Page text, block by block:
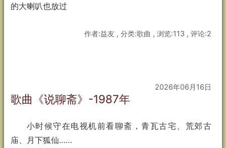
的大喇叭也放过
作者:益友 , 分类:歌曲 , 浏览:113 , 评论:2
2026年06月16日
歌曲《说聊斋》-1987年
小时候守在电视机前看聊斋，青瓦古宅、荒郊古
庙、月下狐仙……